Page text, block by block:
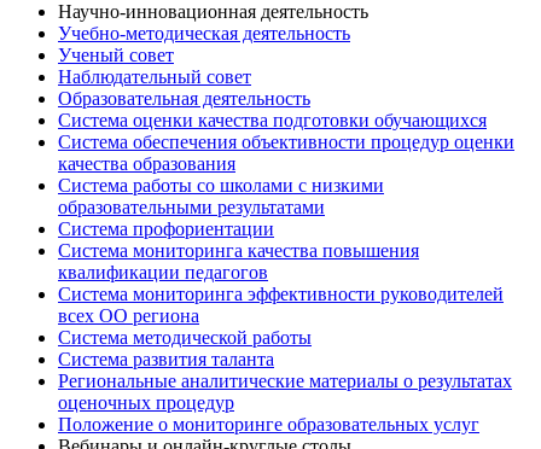
Научно-инновационная деятельность
Учебно-методическая деятельность
Ученый совет
Наблюдательный совет
Образовательная деятельность
Система оценки качества подготовки обучающихся
Система обеспечения объективности процедур оценки
качества образования
Система работы со школами с низкими
образовательными результатами
Система профориентации
Система мониторинга качества повышения
квалификации педагогов
Система мониторинга эффективности руководителей
всех ОО региона
Система методической работы
Система развития таланта
Региональные аналитические материалы о результатах
оценочных процедур
Положение о мониторинге образовательных услуг